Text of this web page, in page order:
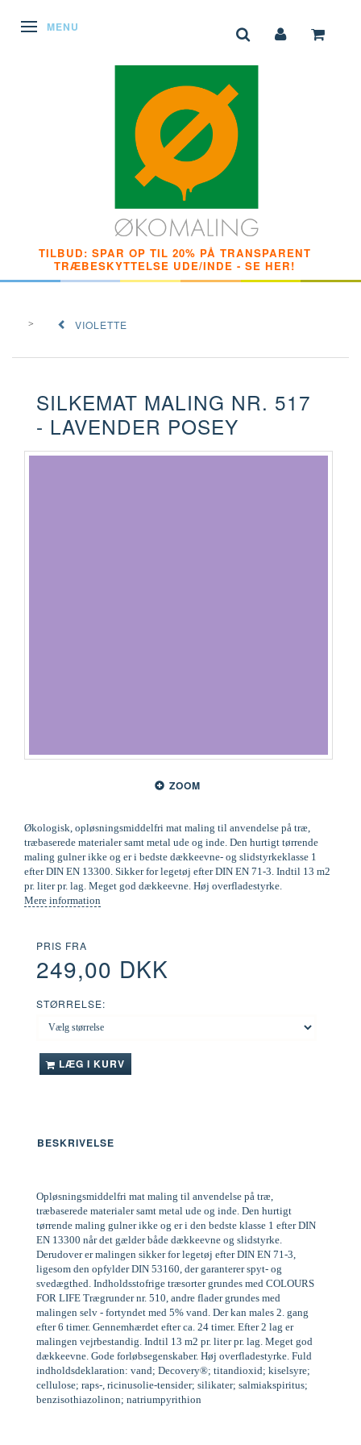
SKIFTE NAVIGATION
MENU
TILBUD: SPAR OP TIL 20% PÅ TRANSPARENT
TRÆBESKYTTELSE UDE/INDE - SE HER!
VIOLETTE
SILKEMAT MALING NR. 517
- LAVENDER POSEY
ZOOM
Økologisk, opløsningsmiddelfri mat maling til anvendelse på træ,
træbaserede materialer samt metal ude og inde. Den hurtigt tørrende
maling gulner ikke og er i bedste dækkeevne- og slidstyrkeklasse 1
efter DIN EN 13300. Sikker for legetøj efter DIN EN 71-3. Indtil 13 m2
pr. liter pr. lag. Meget god dækkeevne. Høj overfladestyrke.
Mere information
PRIS FRA
249,00 DKK
STØRRELSE:
LÆG I KURV
BESKRIVELSE
Opløsningsmiddelfri mat maling til anvendelse på træ,
træbaserede materialer samt metal ude og inde. Den hurtigt
tørrende maling gulner ikke og er i den bedste klasse 1 efter DIN
EN 13300 når det gælder både dækkeevne og slidstyrke.
Derudover er malingen sikker for legetøj efter DIN EN 71-3,
ligesom den opfylder DIN 53160, der garanterer spyt- og
svedægthed. Indholdsstofrige træsorter grundes med COLOURS
FOR LIFE Trægrunder nr. 510, andre flader grundes med
malingen selv - fortyndet med 5% vand. Der kan males 2. gang
efter 6 timer. Gennemhærdet efter ca. 24 timer. Efter 2 lag er
malingen vejrbestandig. Indtil 13 m2 pr. liter pr. lag. Meget god
dækkeevne. Gode forløbsegenskaber. Høj overfladestyrke. Fuld
indholdsdeklaration: vand; Decovery®; titandioxid; kiselsyre;
cellulose; raps-, ricinusolie-tensider; silikater; salmiakspiritus;
benzisothiazolinon; natriumpyrithion